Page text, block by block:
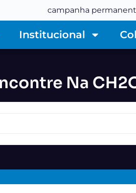
campanha
Institucional
Na